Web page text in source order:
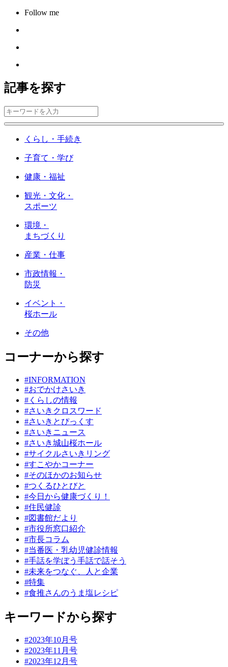
Follow me
記事を探す
くらし・手続き
子育て・学び
健康・福祉
観光・文化・
スポーツ
環境・
まちづくり
産業・仕事
市政情報・
防災
イベント・
桜ホール
その他
コーナーから探す
#INFORMATION
#おでかけさいき
#くらしの情報
#さいきクロスワード
#さいきとぴっくす
#さいきニュース
#さいき城山桜ホール
#サイクルさいきリング
#すこやかコーナー
#そのほかのお知らせ
#つくるひとびと
#今日から健康づくり！
#住民健診
#図書館だより
#市役所窓口紹介
#市長コラム
#当番医・乳幼児健診情報
#手話を学ぼう手話で話そう
#未来をつなぐ、人と企業
#特集
#食推さんのうま塩レシピ
キーワードから探す
#2023年10月号
#2023年11月号
#2023年12月号